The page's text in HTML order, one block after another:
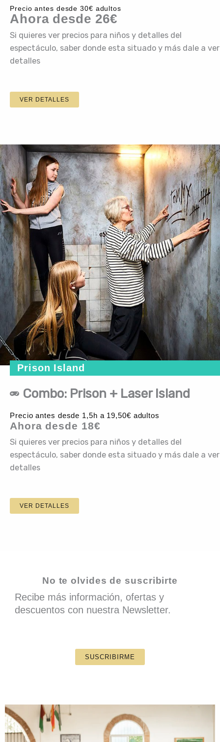
Precio antes desde 30€ adultos
Ahora desde 26€
Si quieres ver precios para niños y detalles del
espectáculo, saber donde esta situado y más dale a ver
detalles
VER DETALLES
Prison Island
Combo: Prison + Laser Island
Precio antes desde 1,5h a 19,50€ adultos
Ahora desde 18€
Si quieres ver precios para niños y detalles del
espectáculo, saber donde esta situado y más dale a ver
detalles
VER DETALLES
No te olvides de suscribirte
Recibe más información, ofertas y
descuentos con nuestra Newsletter.
SUSCRIBIRME